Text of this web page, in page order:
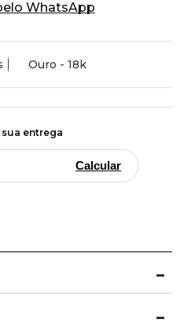
WhatsApp
Ouro - 18k
entrega
Calcular